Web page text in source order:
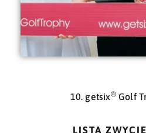
10. getsix®Golf
LISTA